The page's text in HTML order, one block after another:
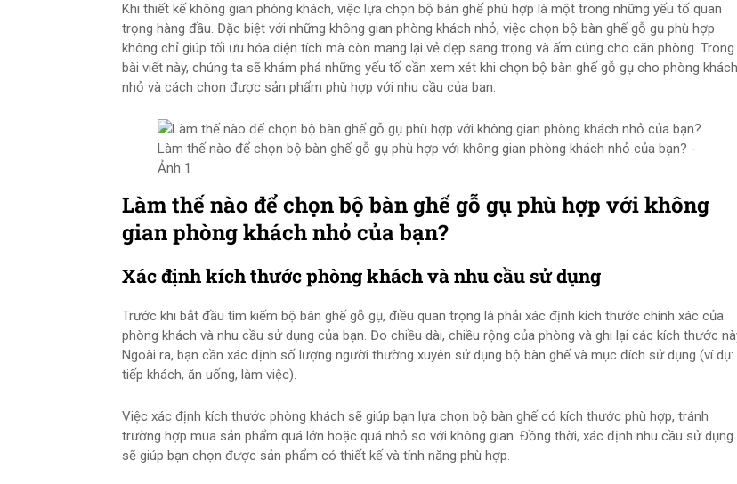
Khi thiết kế không gian phòng khách, việc lựa chọn bộ bàn ghế phù hợp là một trong những yếu tố quan
trọng hàng đầu. Đặc biệt với những không gian phòng khách nhỏ, việc chọn bộ bàn ghế gỗ gụ phù hợp
không chỉ giúp tối ưu hóa diện tích mà còn mang lại vẻ đẹp sang trọng và ấm cúng cho căn phòng. Trong
bài viết này, chúng ta sẽ khám phá những yếu tố cần xem xét khi chọn bộ bàn ghế gỗ gụ cho phòng khách
nhỏ và cách chọn được sản phẩm phù hợp với nhu cầu của bạn.
Làm thế nào để chọn bộ bàn ghế gỗ gụ phù hợp với không gian phòng khách nhỏ của bạn? -
Ảnh 1
Làm thế nào để chọn bộ bàn ghế gỗ gụ phù hợp với không
gian phòng khách nhỏ của bạn?
Xác định kích thước phòng khách và nhu cầu sử dụng
Trước khi bắt đầu tìm kiếm bộ bàn ghế gỗ gụ, điều quan trọng là phải xác định kích thước chính xác của
phòng khách và nhu cầu sử dụng của bạn. Đo chiều dài, chiều rộng của phòng và ghi lại các kích thước
Ngoài ra, bạn cần xác định số lượng người thường xuyên sử dụng bộ bàn ghế và mục đích sử dụng (ví dụ:
tiếp khách, ăn uống, làm việc).
Việc xác định kích thước phòng khách sẽ giúp bạn lựa chọn bộ bàn ghế có kích thước phù hợp, tránh
trường hợp mua sản phẩm quá lớn hoặc quá nhỏ so với không gian. Đồng thời, xác định nhu cầu sử dụng
sẽ giúp bạn chọn được sản phẩm có thiết kế và tính năng phù hợp.